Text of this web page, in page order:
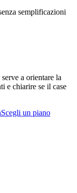
semplificazioni
a orientare la
e chiarire se il case
Scegli un piano